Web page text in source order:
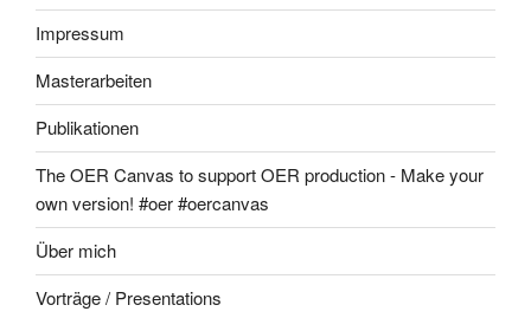
Impressum
Masterarbeiten
Publikationen
The OER Canvas to support OER production - Make your
own version! #oer #oercanvas
Über mich
Vorträge / Presentations